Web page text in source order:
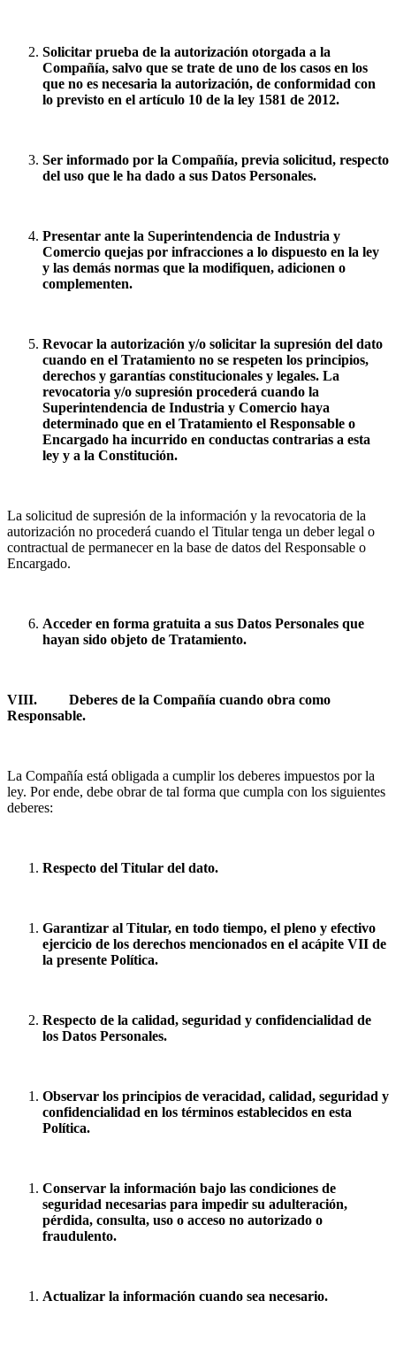
Solicitar prueba de la autorización otorgada a la
Compañía, salvo que se trate de uno de los casos en los
que no es necesaria la autorización, de conformidad con
lo previsto en el artículo 10 de la ley 1581 de 2012.
Ser informado por la Compañía, previa solicitud, respecto
del uso que le ha dado a sus Datos Personales.
Presentar ante la Superintendencia de Industria y
Comercio quejas por infracciones a lo dispuesto en la ley
y las demás normas que la modifiquen, adicionen o
complementen.
Revocar la autorización y/o solicitar la supresión del dato
cuando en el Tratamiento no se respeten los principios,
derechos y garantías constitucionales y legales. La
revocatoria y/o supresión procederá cuando la
Superintendencia de Industria y Comercio haya
determinado que en el Tratamiento el Responsable o
Encargado ha incurrido en conductas contrarias a esta
ley y a la Constitución.
La solicitud de supresión de la información y la revocatoria de la
autorización no procederá cuando el Titular tenga un deber legal o
contractual de permanecer en la base de datos del Responsable o
Encargado.
Acceder en forma gratuita a sus Datos Personales que
hayan sido objeto de Tratamiento.
VIII.
Deberes de la Compañía cuando obra como
Responsable.
La Compañía está obligada a cumplir los deberes impuestos por la
ley. Por ende, debe obrar de tal forma que cumpla con los siguientes
deberes:
Respecto del Titular del dato.
Garantizar al Titular, en todo tiempo, el pleno y efectivo
ejercicio de los derechos mencionados en el acápite VII de
la presente Política.
Respecto de la calidad, seguridad y confidencialidad de
los Datos Personales.
Observar los principios de veracidad, calidad, seguridad y
confidencialidad en los términos establecidos en esta
Política.
Conservar la información bajo las condiciones de
seguridad necesarias para impedir su adulteración,
pérdida, consulta, uso o acceso no autorizado o
fraudulento.
Actualizar la información cuando sea necesario.